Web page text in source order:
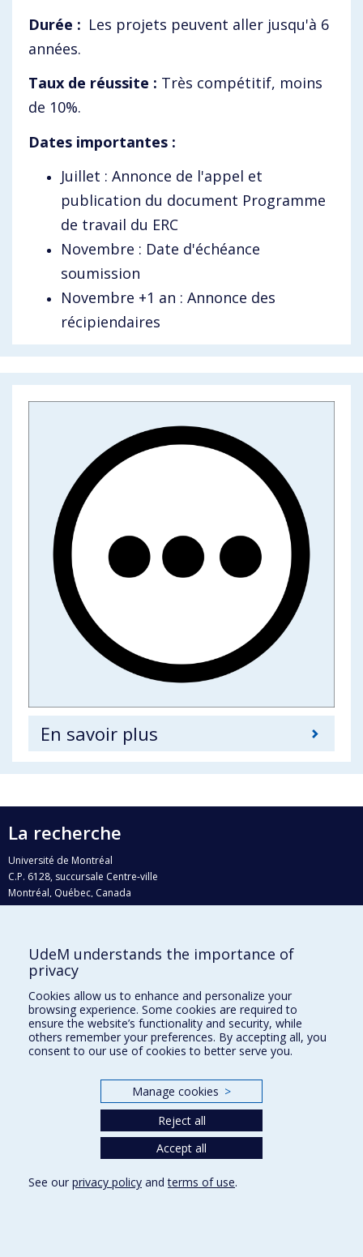
Durée : Les projets peuvent aller jusqu'à 6
années.
Taux de réussite : Très compétitif, moins
de 10%.
Dates importantes :
Juillet : Annonce de l'appel et
publication du document Programme
de travail du ERC
Novembre : Date d'échéance
soumission
Novembre +1 an : Annonce des
récipiendaires
En savoir plus
La recherche
Université de Montréal
C.P. 6128, succursale Centre-ville
Montréal, Québec, Canada
H3C 3J7
Qui fait quoi?
Nous trouver
Plan du site
Accessibilité
UdeM understands the importance of
privacy
Cookies allow us to enhance and personalize your
browsing experience. Some cookies are required to
ensure the website’s functionality and security, while
others remember your preferences. By accepting all, you
consent to our use of cookies to better serve you.
Manage cookies >
Reject all
Accept all
See our privacy policy andterms of use.